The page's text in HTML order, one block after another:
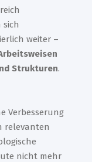
weiter –
Strukturen.
Verbesserung
relevanten
nicht mehr